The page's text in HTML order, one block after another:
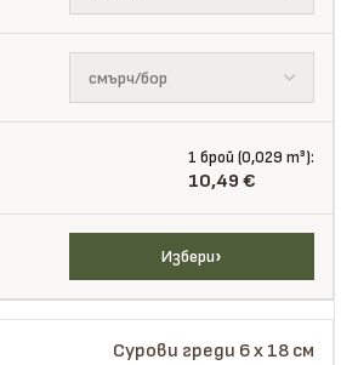
1 брой (0,029 m³):
10,49 €
Избери
Сурови греди 6 x 18 см